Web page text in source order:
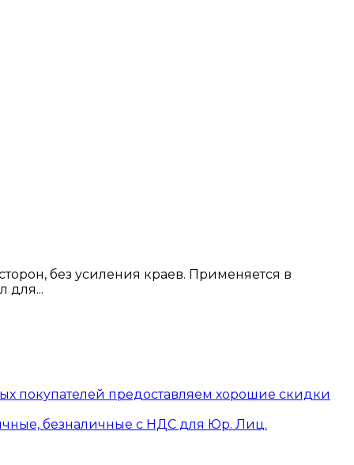
без усиления краев. Применяется в
для...
покупателей предоставляем хорошие скидки
безналичные с НДС для Юр. Лиц.